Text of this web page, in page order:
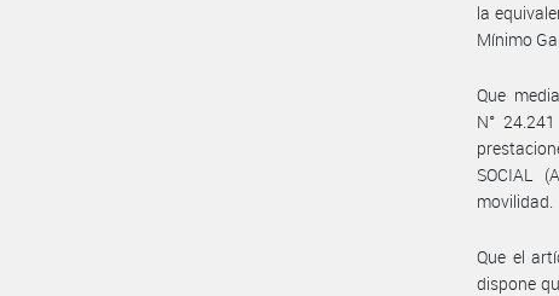
la
Mínimo
Que
N°
SOCIAL
movilidad.
Que el
dispone